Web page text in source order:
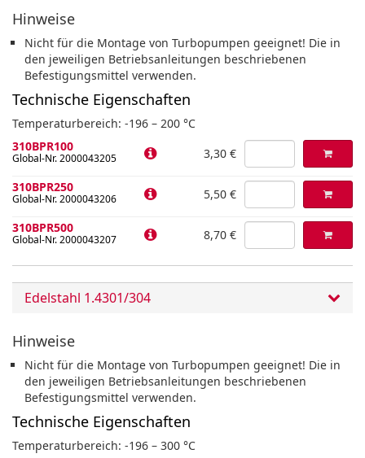
Hinweise
Nicht für die Montage von Turbopumpen geeignet! Die in
den jeweiligen Betriebsanleitungen beschriebenen
Befestigungsmittel verwenden.
Technische Eigenschaften
Temperaturbereich: -196 – 200 °C
310BPR100
Global-Nr. 2000043205 3,30 €
310BPR250
Global-Nr. 2000043206 5,50 €
310BPR500
Global-Nr. 2000043207 8,70 €
Edelstahl 1.4301/304
Hinweise
Nicht für die Montage von Turbopumpen geeignet! Die in
den jeweiligen Betriebsanleitungen beschriebenen
Befestigungsmittel verwenden.
Technische Eigenschaften
Temperaturbereich: -196 – 300 °C